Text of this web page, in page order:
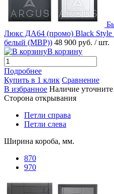
Люкс ДА64 (промо) Black Style
белый (MBP)) 48 900 руб. / шт.
В корзину
Подробнее
Купить в 1 клик Сравнение
В избранное Наличие уточните
Сторона открывания
Петли справа
Петли слева
Ширина короба, мм.
870
970